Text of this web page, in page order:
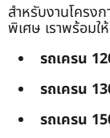
สำหรับงานโครง
พิเศษ เราพร้อมใ
รถเครน
รถเครน
รถเครน